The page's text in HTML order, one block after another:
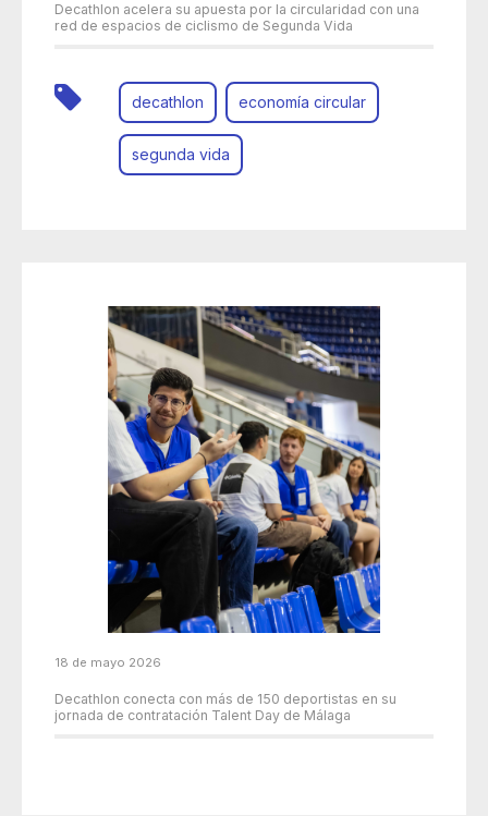
Decathlon acelera su apuesta por la circularidad con una
red de espacios de ciclismo de Segunda Vida
decathlon economía circular
segunda vida
18 de mayo 2026
Decathlon conecta con más de 150 deportistas en su
jornada de contratación Talent Day de Málaga